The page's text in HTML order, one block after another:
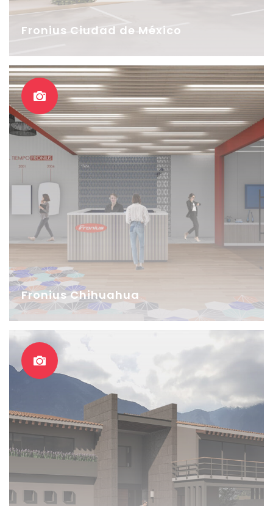
Fronius Ciudad de México
Fronius Chihuahua